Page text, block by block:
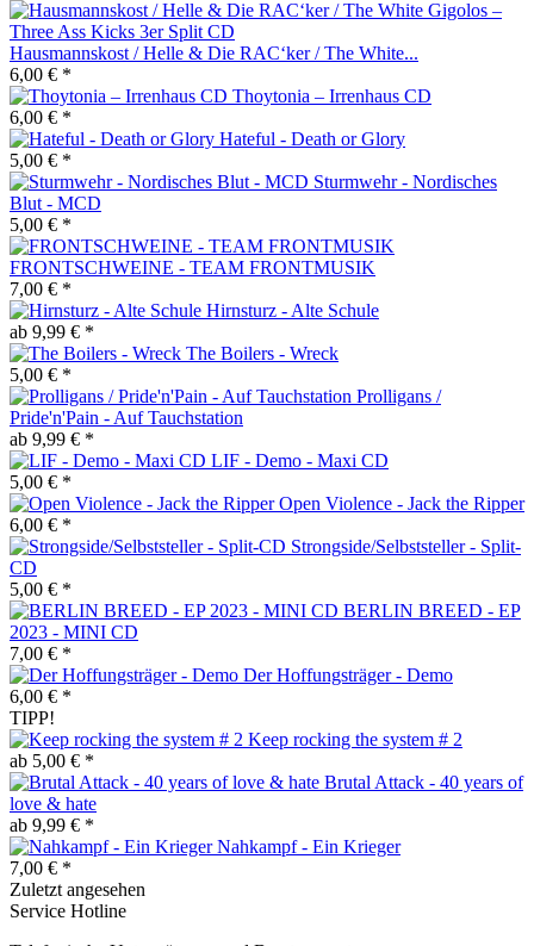
Hausmannskost / Helle & Die RAC‘ker / The White...
6,00 € *
Thoytonia – Irrenhaus CD
6,00 € *
Hateful - Death or Glory
5,00 € *
Sturmwehr - Nordisches
Blut - MCD
5,00 € *
FRONTSCHWEINE - TEAM FRONTMUSIK
7,00 € *
Hirnsturz - Alte Schule
ab 9,99 € *
The Boilers - Wreck
5,00 € *
Prolligans /
Pride'n'Pain - Auf Tauchstation
ab 9,99 € *
LIF - Demo - Maxi CD
5,00 € *
Open Violence - Jack the Ripper
6,00 € *
Strongside/Selbststeller - Split-
CD
5,00 € *
BERLIN BREED - EP
2023 - MINI CD
7,00 € *
Der Hoffungsträger - Demo
6,00 € *
TIPP!
Keep rocking the system # 2
ab 5,00 € *
Brutal Attack - 40 years of
love & hate
ab 9,99 € *
Nahkampf - Ein Krieger
7,00 € *
Zuletzt angesehen
Service Hotline